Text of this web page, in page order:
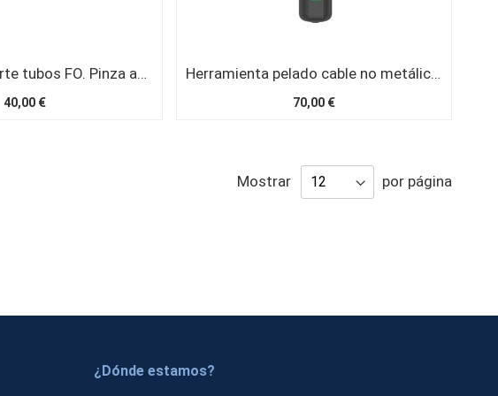
Herramienta corte tubos FO. Pinza azul
40,00 €
Herramienta pelado cable no metálico (19 a 40mm)
70,00 €
Mostrar por página
¿Dónde estamos?